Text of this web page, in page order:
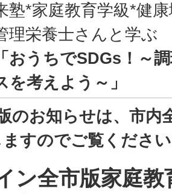
塾*家庭教育学級*健
理栄養士さんと学ぶ
「おうちでSDGs！～
を考えよう～」
のお知らせは、市内
すのでご覧くださ
ン全市版家庭教